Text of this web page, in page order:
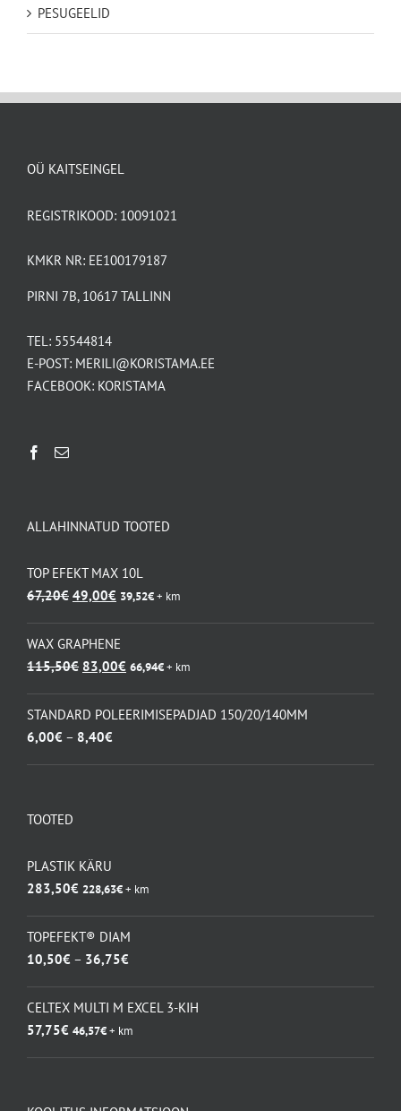
PESUGEELID
OÜ KAITSEINGEL
REGISTRIKOOD: 10091021
KMKR NR: EE100179187
PIRNI 7B, 10617 TALLINN
TEL: 55544814
E-POST: MERILI@KORISTAMA.EE
FACEBOOK: KORISTAMA
ALLAHINNATUD TOOTED
TOP EFEKT MAX 10L
67,20€ Algne
oli:
67,20€.
49,00€Praegune
on:
49,00€.
39,52€+ km
WAX GRAPHENE
115,50€ Algne
oli:
115,50€.
83,00€Praegune
on:
66,94€+ km
STANDARD POLEERIMISEPADJAD 150/20/140MM
6,00€ – 8,40€Hinnavahemik:
TOOTED
PLASTIK KÄRU
283,50€ 228,63€+ km
TOPEFEKT® DIAM
10,50€ – 36,75€Hinnavahemik:
kuni
36,75€
CELTEX MULTI M EXCEL 3-KIH
57,75€ 46,57€+ km